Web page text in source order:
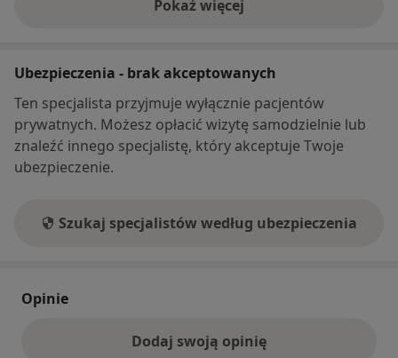
Pokaż więcej
o adresie
Ubezpieczenia - brak akceptowanych
Ten specjalista przyjmuje wyłącznie pacjentów
prywatnych. Możesz opłacić wizytę samodzielnie lub
znaleźć innego specjalistę, który akceptuje Twoje
ubezpieczenie.
Szukaj specjalistów według ubezpieczenia
Opinie
Dodaj swoją opinię